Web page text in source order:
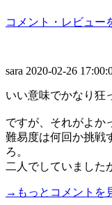
コメント・レビュー
sara 2020-02-26
いい意味でかなり狂
ですが、それがよか
難易度は何回か挑戦
ろ。
二人でしていました
→もっとコメントを